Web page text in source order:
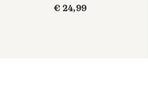
€ 24,99